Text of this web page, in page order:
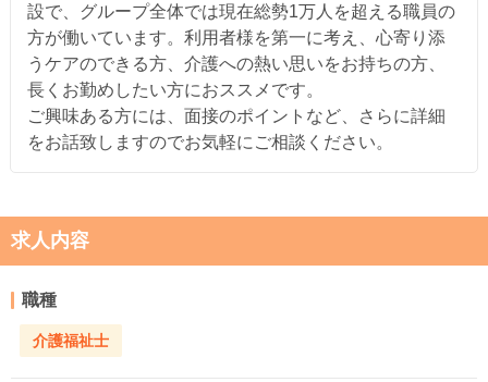
設で、グループ全体では現在総勢1万人を超える職員の
方が働いています。利用者様を第一に考え、心寄り添
うケアのできる方、介護への熱い思いをお持ちの方、
長くお勤めしたい方におススメです。
ご興味ある方には、面接のポイントなど、さらに詳細
をお話致しますのでお気軽にご相談ください。
求人内容
職種
介護福祉士